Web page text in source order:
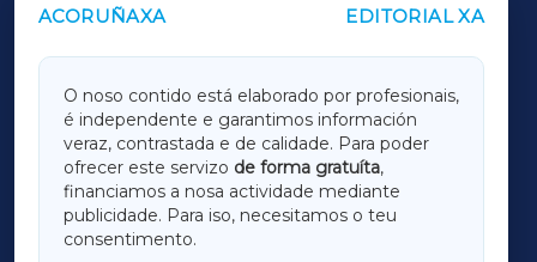
ACORUÑAXA EDITORIAL XA
O noso contido está elaborado por profesionais,
é independente e garantimos información
veraz, contrastada e de calidade. Para poder
ofrecer este servizo de forma gratuíta,
financiamos a nosa actividade mediante
publicidade. Para iso, necesitamos o teu
consentimento.
OUTROS PERIÓDICOS
LUGOXA
TERRACHAXA